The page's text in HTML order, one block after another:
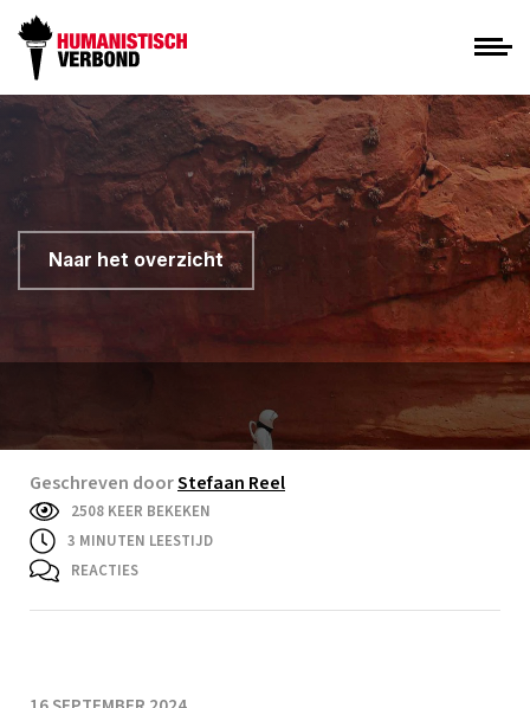
Naar het overzicht
Geschreven doorStefaan Reel
2508 KEER BEKEKEN
3 MINUTEN LEESTIJD
REACTIES